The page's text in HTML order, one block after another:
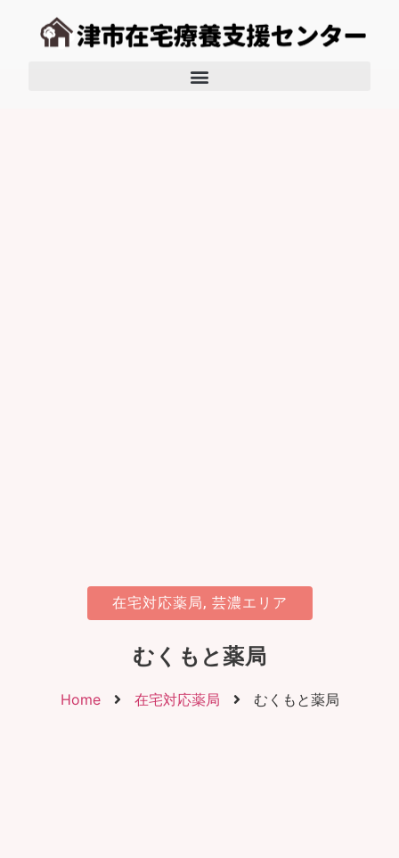
在宅対応薬局, 芸濃エリア
むくもと薬局
Home 在宅対応薬局 むくもと薬局